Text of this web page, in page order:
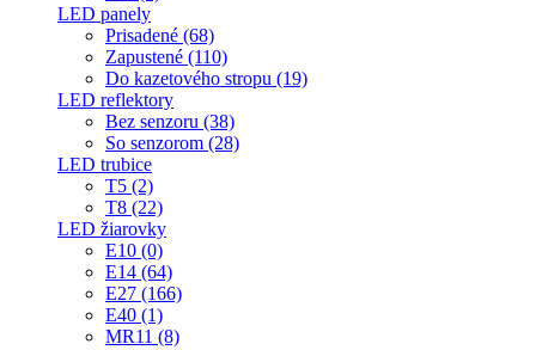
LED panely
Prisadené (68)
Zapustené (110)
Do kazetového stropu (19)
LED reflektory
Bez senzoru (38)
So senzorom (28)
LED trubice
T5 (2)
T8 (22)
LED žiarovky
E10 (0)
E14 (64)
E27 (166)
E40 (1)
MR11 (8)